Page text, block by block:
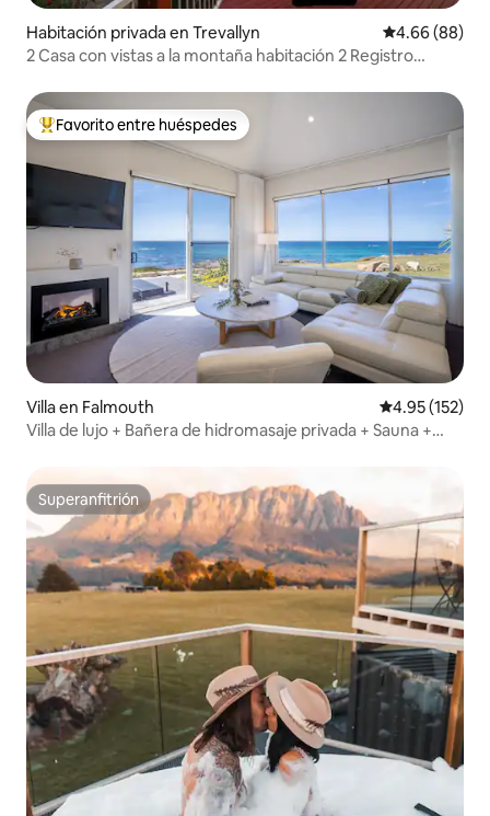
Habitación privada en Trevallyn Calificación
4.66 (88)
2 Casa con vistas a la montaña habitación 2 Registro
Favorito entre huéspedes preferido
Favorito entre huéspedes
Villa en Falmouth Calificación
4.95 (152)
Villa de lujo + Bañera de hidromasaje privada + Sauna +
Superanfitrión
Superanfitrión